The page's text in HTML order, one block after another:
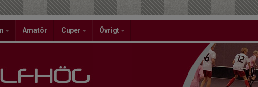
Amatör Cuper Övrigt